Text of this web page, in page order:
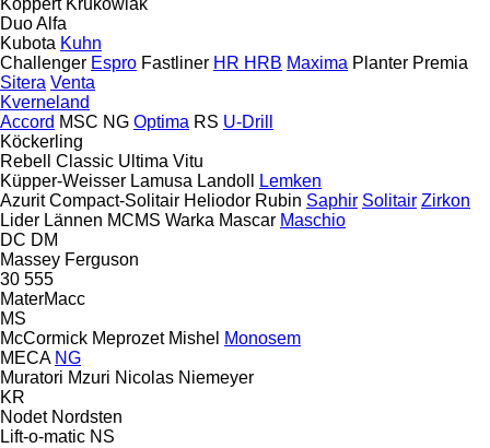
Duo Alfa
Kubota Kuhn
Challenger Espro Fastliner HR HRB Maxima Planter Premia
Sitera Venta
Kverneland
Accord MSC NG Optima RS U-Drill
Köckerling
Rebell Classic Ultima Vitu
Küpper-Weisser Lamusa Landoll
Lemken
Azurit Compact-Solitair Heliodor Rubin Saphir Solitair Zirkon
Lider Lännen MCMS Warka Mascar Maschio
DC DM
Massey Ferguson
30 555
MaterMacc
MS
McCormick Meprozet Mishel Monosem
MECA NG
Muratori Mzuri Nicolas Niemeyer
KR
Nodet Nordsten
Lift-o-matic NS